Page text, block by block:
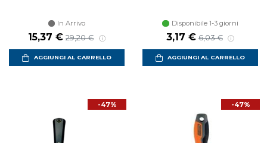
In Arrivo
Prezzo scontato
15,37 € Prezzo di listino
29,20 €
AGGIUNGI AL CARRELLO
Disponibile 1-3 giorni
Prezzo scontato
3,17 € Prezzo di listino
6,03 €
AGGIUNGI AL CARRELLO
-47% -47%